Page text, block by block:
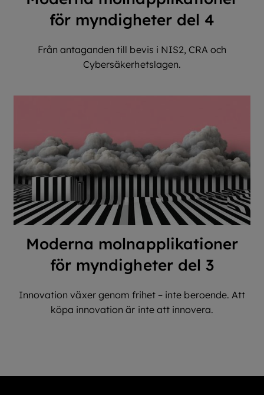
för myndigheter del 4
Från antaganden till bevis i NIS2, CRA och
Cybersäkerhetslagen.
Moderna molnapplikationer
för myndigheter del 3
Innovation växer genom frihet – inte beroende. Att
köpa innovation är inte att innovera.